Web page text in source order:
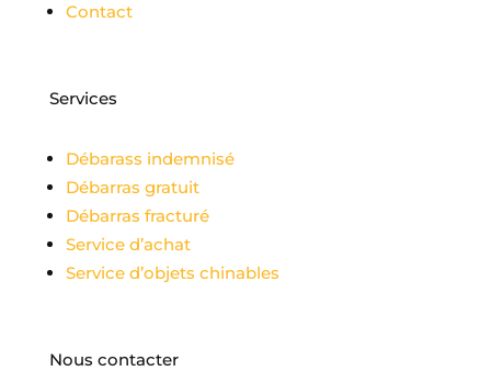
Contact
Services
Débarass indemnisé
Débarras gratuit
Débarras fracturé
Service d’achat
Service d’objets chinables
Nous contacter